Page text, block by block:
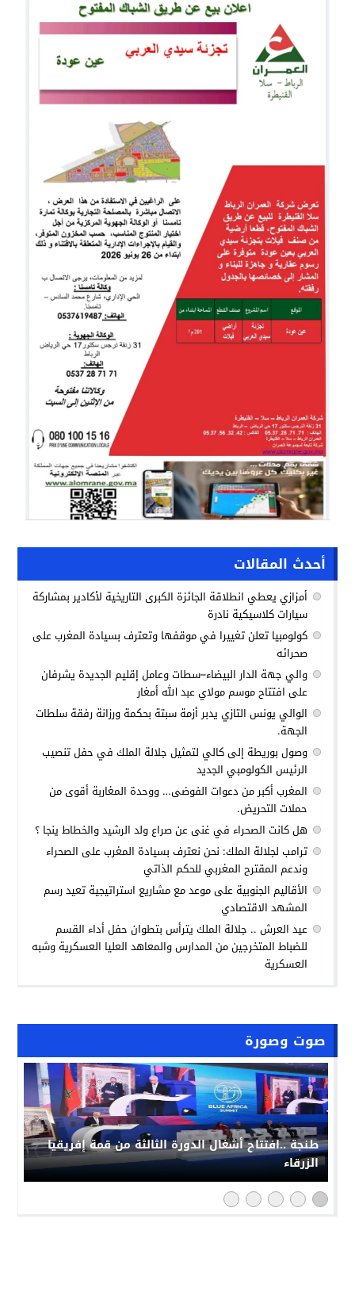
صوت وصورة
طنجة ..افتتاح أشغال الدورة الثالثة من قمة إفريقيا
الزرقاء
أحدث المقالات
أمزازي يعطي انطلاقة الجائزة الكبرى التاريخية لأكادير بمشاركة
سيارات كلاسيكية نادرة
كولومبيا تعلن تغييرا في موقفها وتعترف بسيادة المغرب على
صحرائه
والي جهة الدار البيضاء–سطات وعامل إقليم الجديدة يشرفان
على افتتاح موسم مولاي عبد الله أمغار
الوالي يونس التازي يدبر أزمة سبتة بحكمة ورزانة رفقة سلطات
الجهة.
وصول بوريطة إلى كالي لتمثيل جلالة الملك في حفل تنصيب
الرئيس الكولومبي الجديد
المغرب أكبر من دعوات الفوضى… ووحدة المغاربة أقوى من
حملات التحريض.
هل كانت الصحراء في غنى عن صراع ولد الرشيد والخطاط ينجا ؟
ترامب لجلالة الملك: نحن نعترف بسيادة المغرب على الصحراء
وندعم المقترح المغربي للحكم الذاتي
الأقاليم الجنوبية على موعد مع مشاريع استراتيجية تعيد رسم
المشهد الاقتصادي
عيد العرش .. جلالة الملك يترأس بتطوان حفل أداء القسم
للضباط المتخرجين من المدارس والمعاهد العليا العسكرية وشبه
العسكرية